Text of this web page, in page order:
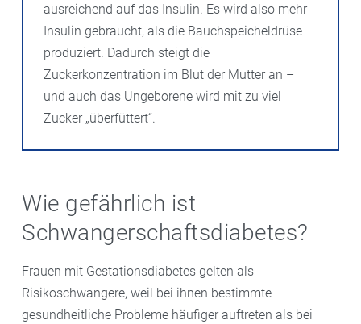
ausreichend auf das Insulin. Es wird also mehr
Insulin gebraucht, als die Bauchspeicheldrüse
produziert. Dadurch steigt die
Zuckerkonzentration im Blut der Mutter an –
und auch das Ungeborene wird mit zu viel
Zucker „überfüttert“.
Wie gefährlich ist
Schwangerschaftsdiabetes?
Frauen mit Gestationsdiabetes gelten als
Risikoschwangere, weil bei ihnen bestimmte
gesundheitliche Probleme häufiger auftreten als bei